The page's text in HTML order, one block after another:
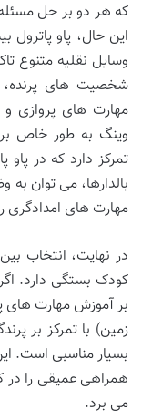
که هر دو بر حل
این حال، پاو پاترول
وسایل نقلیه متنوع
شخصیت های پرنده،
مهارت های پروازی
وینگ به طور خاص
تمرکز دارد که در
بالدارها، می توان
مهارت های امدادگری
در نهایت، انتخاب
کودک بستگی دارد.
بر آموزش مهارت های
زمین) با تمرکز بر
بسیار مناسبی است.
همراهی عمیقی را در
می برد.